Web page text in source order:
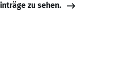
zu sehen.